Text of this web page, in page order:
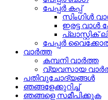
പേപ്പർ കപ്പ്
സിംഗിൾ
ഇരട്ട വാൾ
പ്ലാസ്റ്റിക്
പേപ്പർ
വാർത്ത
കമ്പനി വാർത്ത
വ്യവസായ
പതിവുചോദ്യങ്ങൾ
ഞങ്ങളേക്കുറിച്ച്
ഞങ്ങളെ സമീപിക്കുക